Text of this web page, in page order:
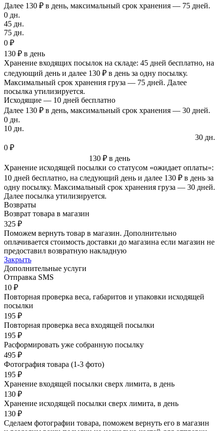
Далее 130 ₽ в день, максимальный срок хранения — 75 дней.
0 дн.
45 дн.
75 дн.
0 ₽
130 ₽ в день
Хранение входящих посылок на складе: 45 дней бесплатно, на
следующий день и далее 130 ₽ в день за одну посылку.
Максимальный срок хранения груза — 75 дней. Далее
посылка утилизируется.
Исходящие — 10 дней бесплатно
Далее 130 ₽ в день, максимальный срок хранения — 30 дней.
0 дн.
10 дн.
30 дн.
0 ₽
130 ₽ в день
Хранение исходящей посылки со статусом «ожидает оплаты»:
10 дней бесплатно, на следующий день и далее 130 ₽ в день за
одну посылку. Максимальный срок хранения груза — 30 дней.
Далее посылка утилизируется.
Возвраты
Возврат товара в магазин
325 ₽
Поможем вернуть товар в магазин. Дополнительно
оплачивается стоимость доставки до магазина если магазин не
предоставил возвратную накладную
Закрыть
Дополнительные услуги
Отправка SMS
10 ₽
Повторная проверка веса, габаритов и упаковки исходящей
посылки
195 ₽
Повторная проверка веса входящей посылки
195 ₽
Расформировать уже собранную посылку
495 ₽
Фотография товара (1-3 фото)
195 ₽
Хранение входящей посылки сверх лимита, в день
130 ₽
Хранение исходящей посылки сверх лимита, в день
130 ₽
Сделаем фотографии товара, поможем вернуть его в магазин